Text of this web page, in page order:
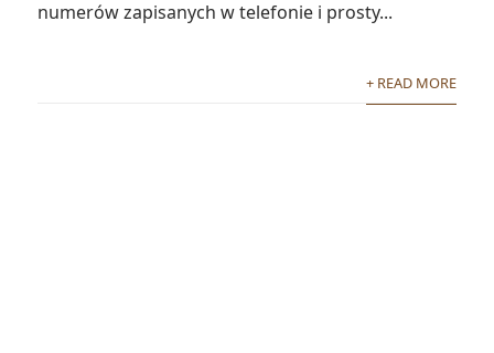
numerów zapisanych w telefonie i prosty...
+ READ MORE